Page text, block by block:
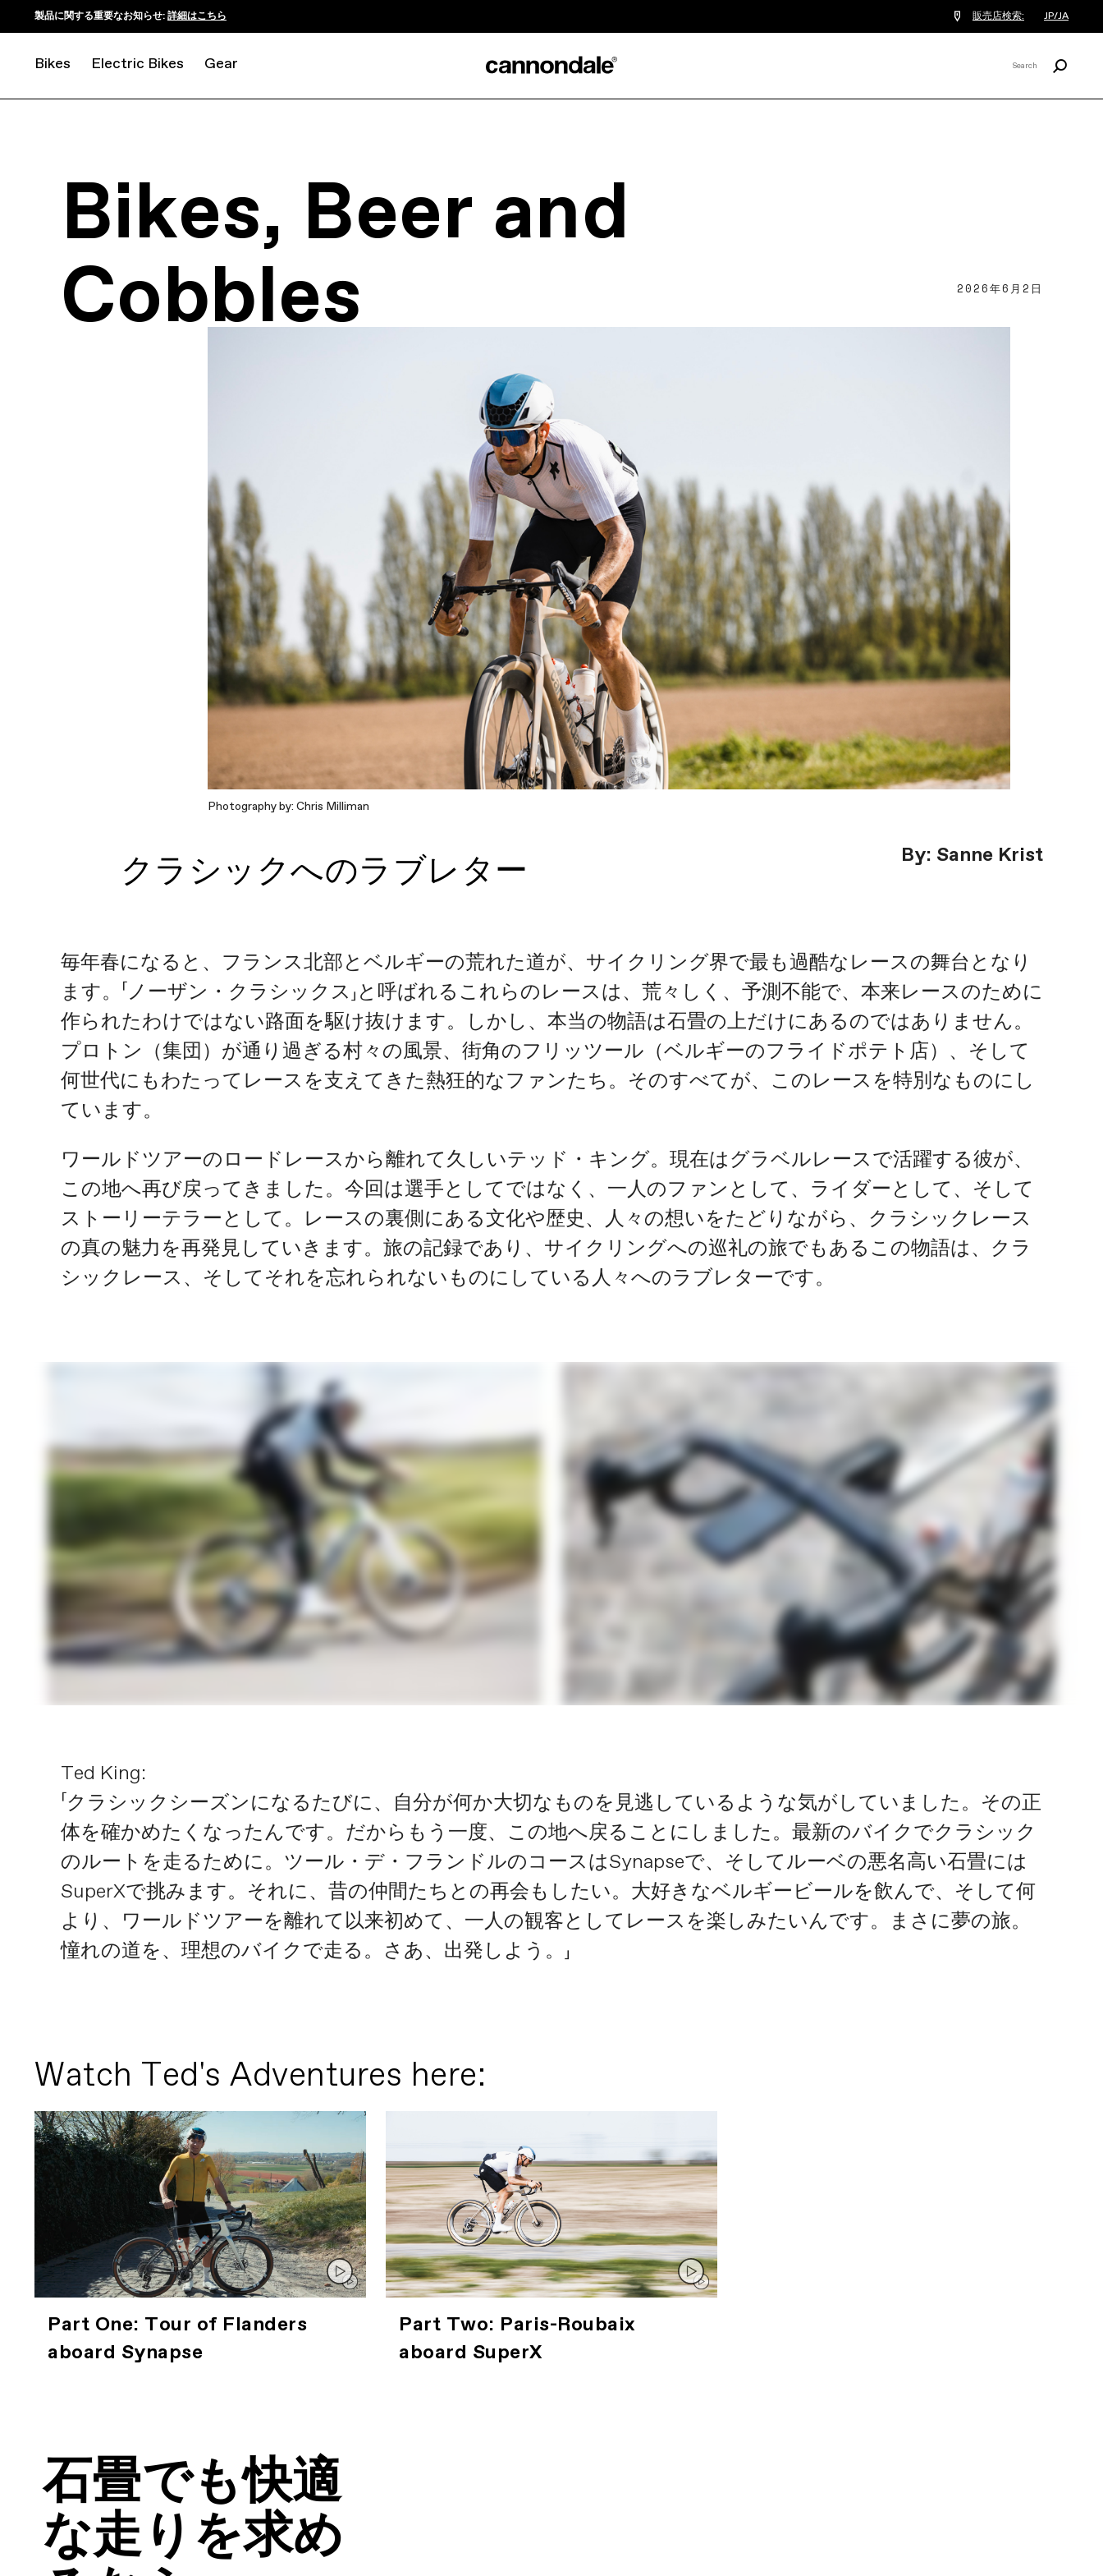
製品に関する重要なお知らせ:詳細はこちら 販売店検索: JP/JA
Bikes Electric Bikes Gear
索
Search
Bikes, Beer and
Cobbles 2026年6月2日
Photography by: Chris Milliman
By: Sanne Krist
クラシックへのラブレター
毎年春になると、フランス北部とベルギーの荒れた道が、サイクリング界で最も過酷なレースの舞台となり
ます。「ノーザン・クラシックス」と呼ばれるこれらのレースは、荒々しく、予測不能で、本来レースのために
作られたわけではない路面を駆け抜けます。しかし、本当の物語は石畳の上だけにあるのではありません。
プロトン（集団）が通り過ぎる村々の風景、街角のフリッツール（ベルギーのフライドポテト店）、そして
何世代にもわたってレースを支えてきた熱狂的なファンたち。そのすべてが、このレースを特別なものにし
ています。
ワールドツアーのロードレースから離れて久しいテッド・キング。現在はグラベルレースで活躍する彼が、
この地へ再び戻ってきました。今回は選手としてではなく、一人のファンとして、ライダーとして、そして
ストーリーテラーとして。レースの裏側にある文化や歴史、人々の想いをたどりながら、クラシックレース
の真の魅力を再発見していきます。旅の記録であり、サイクリングへの巡礼の旅でもあるこの物語は、クラ
シックレース、そしてそれを忘れられないものにしている人々へのラブレターです。
Ted King:
「クラシックシーズンになるたびに、自分が何か大切なものを見逃しているような気がしていました。その正
体を確かめたくなったんです。だからもう一度、この地へ戻ることにしました。最新のバイクでクラシック
のルートを走るために。ツール・デ・フランドルのコースはSynapseで、そしてルーベの悪名高い石畳には
SuperXで挑みます。それに、昔の仲間たちとの再会もしたい。大好きなベルギービールを飲んで、そして何
より、ワールドツアーを離れて以来初めて、一人の観客としてレースを楽しみたいんです。まさに夢の旅。
憧れの道を、理想のバイクで走る。さあ、出発しよう。」
Watch Ted's Adventures here:
Part One: Tour of Flanders
aboard Synapse
Part Two: Paris-Roubaix
aboard SuperX
石畳でも快適
な走りを求め